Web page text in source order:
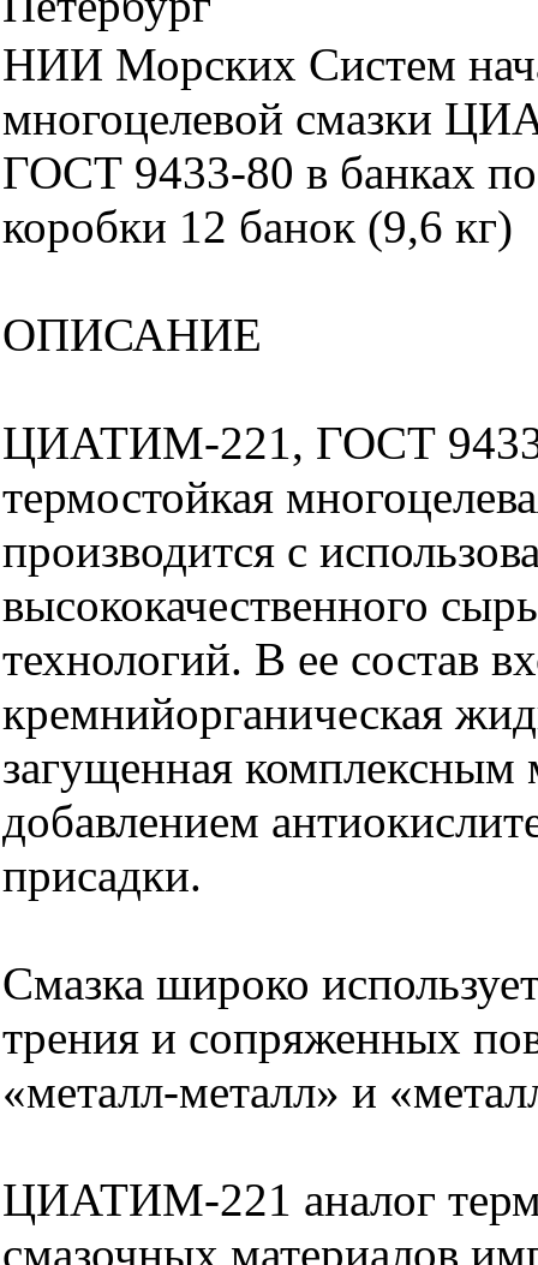
НИИ Морских Систем
многоцелевой смазки
ГОСТ 9433-80 в банках
коробки 12 банок (9,6 кг)
ОПИСАНИЕ
ЦИАТИМ-221, ГОСТ
термостойкая
производится с
высококачественного
технологий. В ее состав
кремнийорганическая
загущенная
добавлением
присадки.
Смазка широко
трения и сопряженных
«металл-металл» и
ЦИАТИМ-221 аналог
смазочных материалов